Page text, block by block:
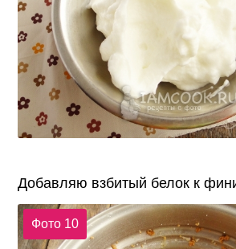
Добавляю взбитый белок к
Фото 10